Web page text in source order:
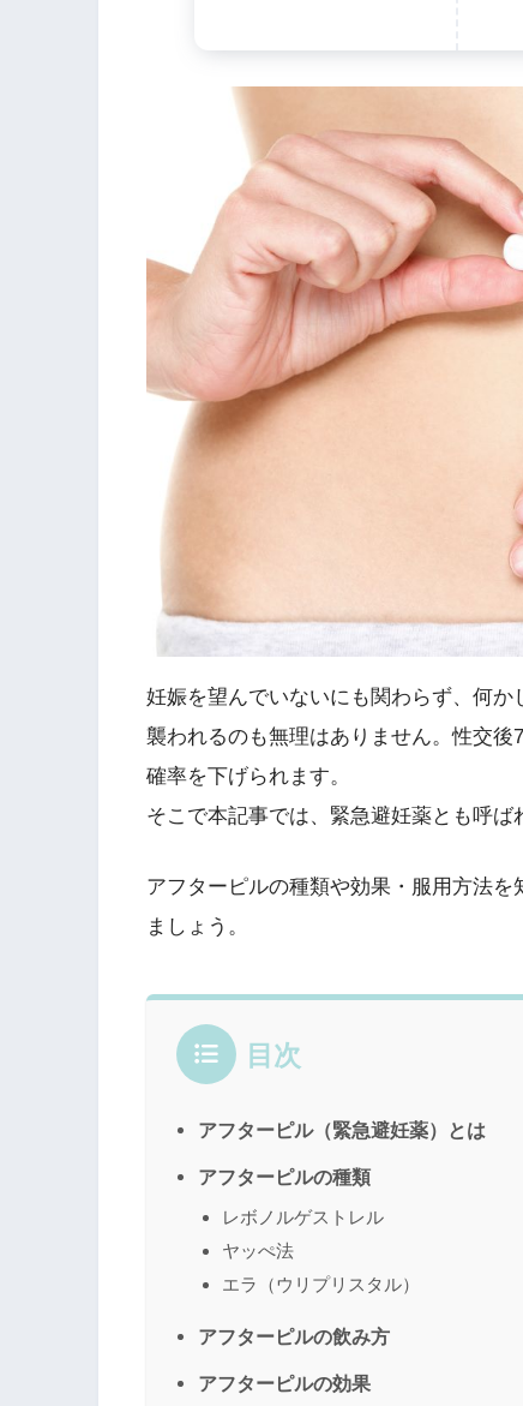
妊娠を望んでいないにも関わらず、何
襲われるのも無理はありません。性交
確率を下げられます。
そこで本記事では、緊急避妊薬とも呼ば
アフターピルの種類や効果・服用方法
ましょう。
目次
アフターピル（緊急避妊薬）とは
アフターピルの種類
レボノルゲストレル
ヤッぺ法
エラ（ウリプリスタル）
アフターピルの飲み方
アフターピルの効果